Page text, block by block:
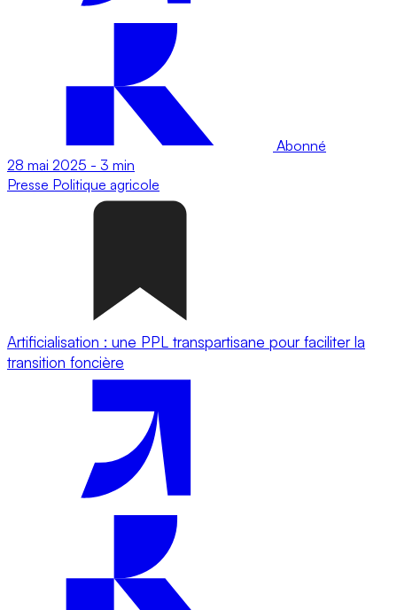
Abonné
28 mai 2025 - 3 min
Presse Politique agricole
Artificialisation : une PPL transpartisane pour faciliter la
transition foncière